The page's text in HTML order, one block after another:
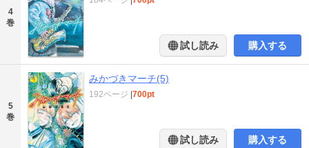
4
巻
試し読み 購入する
5
巻
みかづきマーチ(5)
192ページ |700pt
試し読み 購入する